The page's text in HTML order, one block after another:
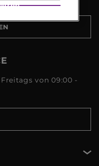
von 09:00 -